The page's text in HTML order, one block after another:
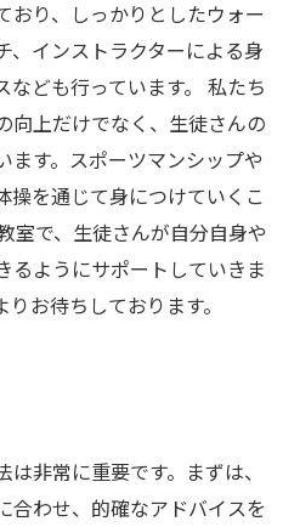
おり、しっかりとしたウォー
、インストラクターによる身
なども行っています。 私たち
向上だけでなく、生徒さんの
ます。スポーツマンシップや
操を通じて身につけていくこ
室で、生徒さんが自分自身や
るようにサポートしていきま
お待ちしております。
非常に重要です。まずは、
合わせ、的確なアドバイスを